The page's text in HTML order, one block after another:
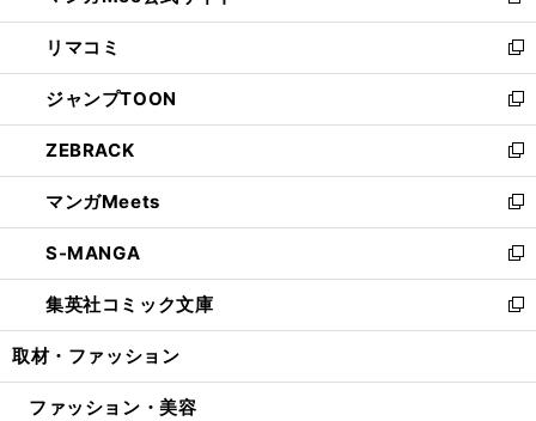
ウ
で
開
く
ン
ド
ウ
で
開
く
ウ
ィ
ン
ド
ウ
で
開
く
し
い
ウ
ィ
ン
ド
ウ
で
開
く
リマコミ
新
し
い
ウ
ィ
ン
ド
ウ
で
開
く
ジャンプTOON
新
し
い
ウ
ィ
ン
ド
ウ
で
開
ZEBRACK
新
し
い
ウ
ィ
ン
ド
ウ
開
マンガMeets
新
し
い
ウ
ィ
ン
ウ
S-MANGA
新
し
い
ウ
ン
集英社コミック文庫
新
し
ウ
取材・ファッション
ファッション・美容